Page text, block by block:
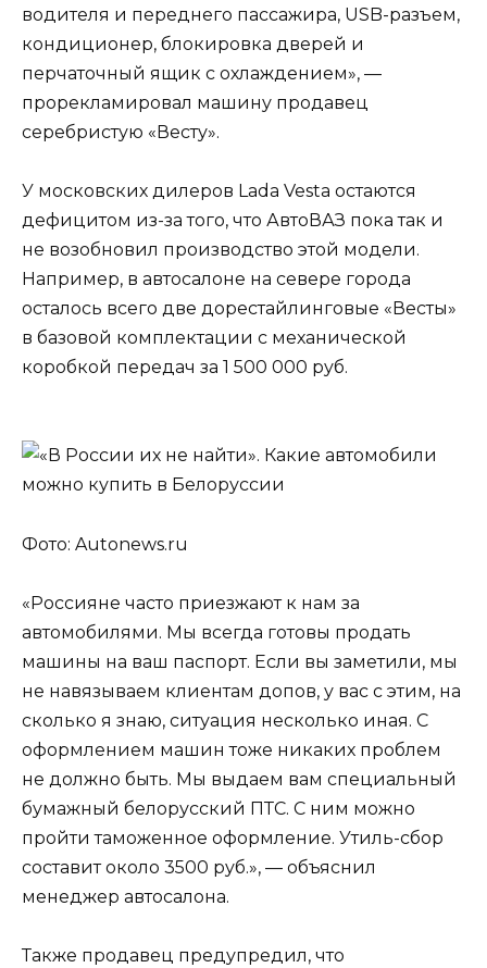
водителя и переднего пассажира, USB-разъем,
кондиционер, блокировка дверей и
перчаточный ящик с охлаждением», —
прорекламировал машину продавец
серебристую «Весту».
У московских дилеров Lada Vesta остаются
дефицитом из-за того, что АвтоВАЗ пока так и
не возобновил производство этой модели.
Например, в автосалоне на севере города
осталось всего две дорестайлинговые «Весты»
в базовой комплектации с механической
коробкой передач за 1 500 000 руб.
Фото: Autonews.ru
«Россияне часто приезжают к нам за
автомобилями. Мы всегда готовы продать
машины на ваш паспорт. Если вы заметили, мы
не навязываем клиентам допов, у вас с этим, на
сколько я знаю, ситуация несколько иная. С
оформлением машин тоже никаких проблем
не должно быть. Мы выдаем вам специальный
бумажный белорусский ПТС. С ним можно
пройти таможенное оформление. Утиль-сбор
составит около 3500 руб.», — объяснил
менеджер автосалона.
Также продавец предупредил, что